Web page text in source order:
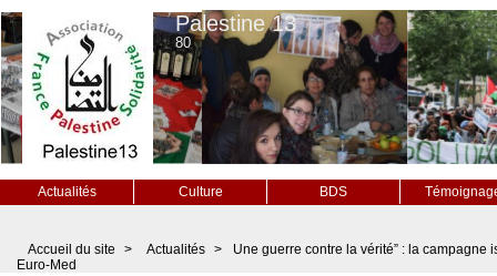
Palestine 13
80
Actualités Culture BDS
Accueil du site > Actualités >
Une guerre contre la vérité” : la
Euro-Med